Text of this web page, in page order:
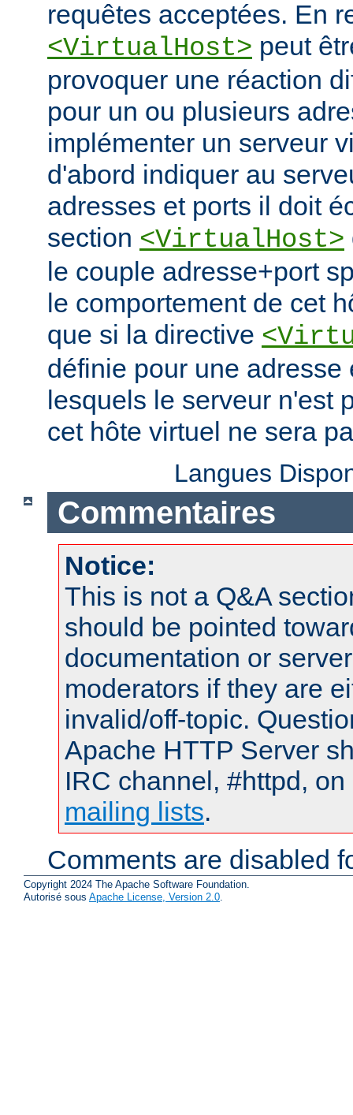
requêtes acceptées. En
<VirtualHost> peut
provoquer une réaction
pour un ou plusieurs
implémenter un serveur
d'abord indiquer au
adresses et ports il doit
section <VirtualHost>
le couple adresse+port
le comportement de cet
que si la directive
définie pour une adresse
lesquels le serveur n'est
cet hôte virtuel ne sera
Langues
Commentaires
Notice:
This is not a Q&A
should be pointed
documentation or
moderators if they are
invalid/off-topic.
Apache HTTP Server
IRC channel, #httpd,
mailing lists.
Comments are disabled
Copyright 2024 The Apache Software Foundation.
Autorisé sous Apache License, Version 2.0.